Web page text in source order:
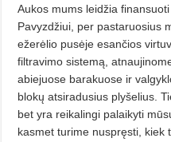
Aukos mums leidžia finansuoti
Pavyzdžiui, per pastaruosius
ežerėlio pusėje esančios
filtravimo sistemą,
abiejuose barakuose ir
blokų atsiradusius plyšelius.
bet yra reikalingi palaikyti
kasmet turime nuspręsti, kiek